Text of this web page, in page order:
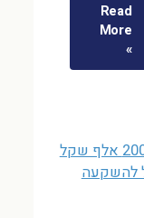
Read
More
»